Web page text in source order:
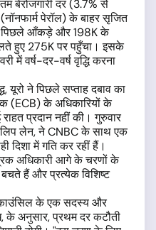
बेरोजगारी दर (3.7% से
पेरॉल) के बाहर सृजित
पिछले आँकड़े और 198K के
हुए 275K पर पहुँचा। इसके
में वर्ष-दर-वर्ष वृद्धि करना
यूरो ने पिछले सप्ताह दबाव का
(ECB) के अधिकारियों के
प्रदान नहीं की। गुरुवार
लेन, ने CNBC के साथ एक
दिशा में गति कर रहीं हैं।
अधिकारी आगे के चरणों के
बचते हैं और प्रत्येक विशिष्ट
काउंसिल के एक सदस्य और
के अनुसार, प्रथम दर कटौती